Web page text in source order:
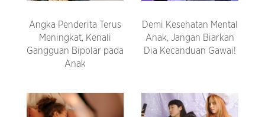
Angka Penderita Terus
Meningkat, Kenali
Gangguan Bipolar pada
Anak
Demi Kesehatan Mental
Anak, Jangan Biarkan
Dia Kecanduan Gawai!